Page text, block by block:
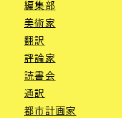
編集部
美術家
翻訳
評論家
読書会
通訳
都市計画家